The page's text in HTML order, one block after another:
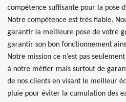
compétence suffisante pour la pose
Notre compétence est très fiable.
garantir la meilleure pose de votre
garantir son bon fonctionnement
Notre mission ce n’est pas
à notre métier mais surtout de
de nos clients en visant le meilleur
pluie pour éviter la cumulation des